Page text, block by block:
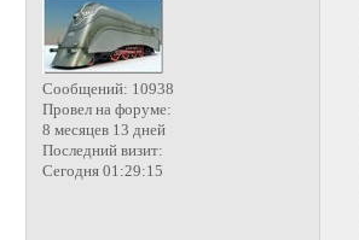
Сообщений: 10938
Провел на форуме:
8 месяцев 13 дней
Последний визит:
Сегодня 01:29:15